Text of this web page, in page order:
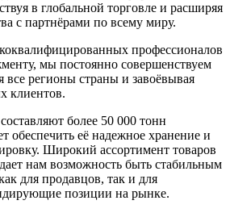
в глобальной торговле и расширяя
с партнёрами по всему миру.
профессионалов
мы постоянно совершенствуем
все регионы страны и завоёвывая
клиентов.
более 50 000 тонн
обеспечить её надежное хранение и
Широкий ассортимент товаров
нам возможность быть стабильным
для продавцов, так и для
позиции на рынке.